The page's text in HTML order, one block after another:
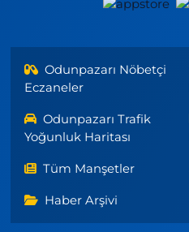
Odunpazarı Nöbetçi
Eczaneler
Odunpazarı Trafik
Yoğunluk Haritası
Tüm Manşetler
Haber Arşivi